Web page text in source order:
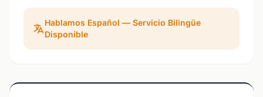
Hablamos Español — Servicio Bilingüe
Disponible